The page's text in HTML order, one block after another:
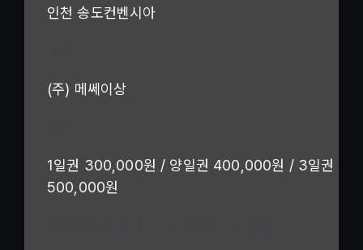
인천 송도컨벤시아
(주) 메쎄이상
1일권 300,000원 / 양일권 400,000원 / 3일권
500,000원